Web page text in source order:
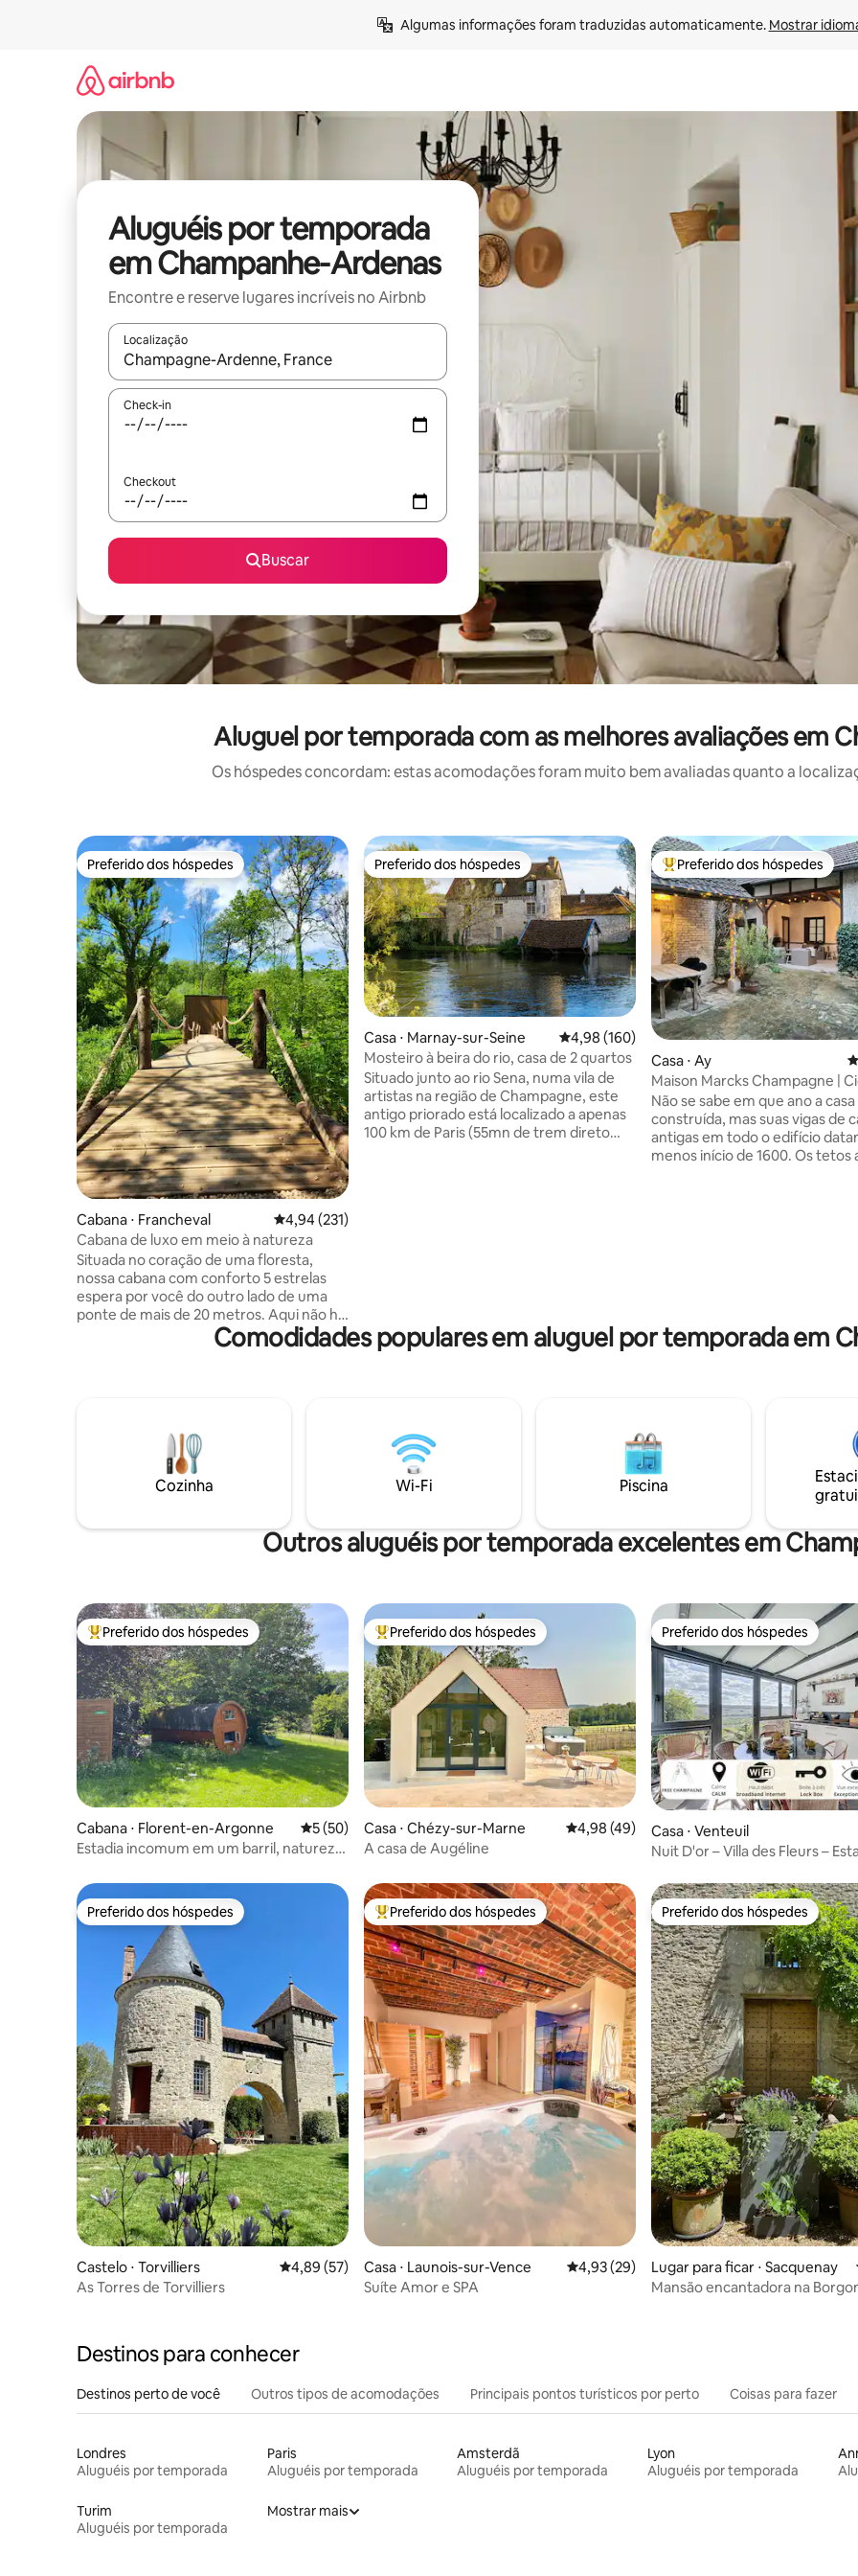
Algumas informações foram traduzidas automaticamente. Mostrar
Aluguéis por temporada
em Champanhe-Ardenas
Encontre e reserve lugares incríveis no Airbnb
Localização
Quando os resultados estiverem disponíveis, explore-os usando as seta para cima e para baixo do teclado ou tocando
Check-in
Checkout
Buscar
Aluguel por temporada com as melhores avaliações em
Os hóspedes concordam: estas acomodações foram muito bem avaliadas quanto a
Preferido dos hóspedes
Preferido dos hóspedes
Cabana ⋅ Francheval 4,94 de uma avaliação média de 5, 231 avaliações
4,94 (231)
Cabana de luxo em meio à natureza
Situada no coração de uma floresta,
nossa cabana com conforto 5 estrelas
espera por você do outro lado de uma
ponte de mais de 20 metros. Aqui não há
vizinhos. Uma janela de efeito espelhado
oferece uma vista desobstruída de uma
observar os animais ou assistir a um filme
em nosso retroprojetor. E com o nosso
céu estrelado, é como se você estivesse
dormindo ao ar livre. ✨
Preferido dos hóspedes
Preferido dos hóspedes
Casa ⋅ Marnay-sur-Seine 4,98 de uma avaliação média de 5, 160
4,98 (160)
Mosteiro à beira do rio, casa de 2 quartos
Situado junto ao rio Sena, numa vila de
artistas na região de Champagne, este
antigo priorado está localizado a apenas
100 km de Paris (55mn de trem direto
Entre os melhores preferidos
Preferido dos hóspedes
Casa ⋅ Ay
Maison Marcks Champagne |
Antiga de Ay
Não se sabe em que ano a
construída, mas suas vigas de
antigas em todo o edifício
menos início de 1600. Os tetos
muitos vinhedos lendários.
Comodidades populares em aluguel por temporada em
Cozinha Wi-Fi Piscina
Outros aluguéis por temporada excelentes em
Entre os melhores preferidos dos hóspedes
Preferido dos hóspedes
Cabana ⋅ Florent-en-Argonne 5 de uma avaliação média de 5, 50 avaliações
5 (50)
Estadia incomum em um barril, natureza
Entre os melhores preferidos dos hóspedes
Preferido dos hóspedes
Casa ⋅ Chézy-sur-Marne 4,98 de uma avaliação média de 5, 49
4,98 (49)
A casa de Augéline
Preferido dos hóspedes
Preferido dos hóspedes
Casa ⋅ Venteuil
Nuit D'or – Villa des Fleurs –
Preferido dos hóspedes
Preferido dos hóspedes
Castelo ⋅ Torvilliers 4,89 de uma avaliação média de 5, 57 avaliações
4,89 (57)
As Torres de Torvilliers
Entre os melhores preferidos dos hóspedes
Preferido dos hóspedes
Casa ⋅ Launois-sur-Vence 4,93 de uma avaliação média de 5, 29
4,93 (29)
Suíte Amor e SPA
Preferido dos hóspedes
Preferido dos hóspedes
Lugar para ficar ⋅ Sacquenay
Mansão encantadora na
Destinos para conhecer
Destinos perto de você Outros tipos de acomodações Principais pontos turísticos por perto Coisas para fazer
Londres
Aluguéis por temporada
Paris
Aluguéis por temporada
Amsterdã
Aluguéis por temporada
Lyon
Aluguéis por temporada
Turim
Aluguéis por temporada
Mostrar mais